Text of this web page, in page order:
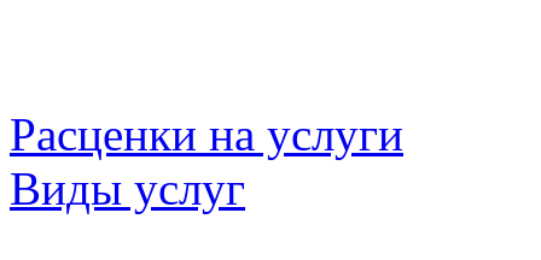
Расценки на услуги
Виды услуг